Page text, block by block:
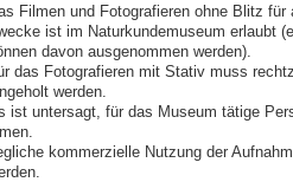
Filmen und Fotografieren ohne Blitz
ist im Naturkundemuseum erlaubt
davon ausgenommen werden).
das Fotografieren mit Stativ muss
werden.
ist untersagt, für das Museum tätige
kommerzielle Nutzung der